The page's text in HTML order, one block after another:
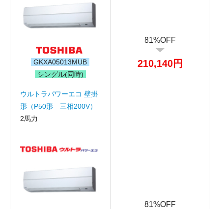
GKXA05013MUB
シングル(同時)
ウルトラパワーエコ 壁掛
形（P50形 三相200V）
2馬力
81%OFF
210,140円
81%OFF